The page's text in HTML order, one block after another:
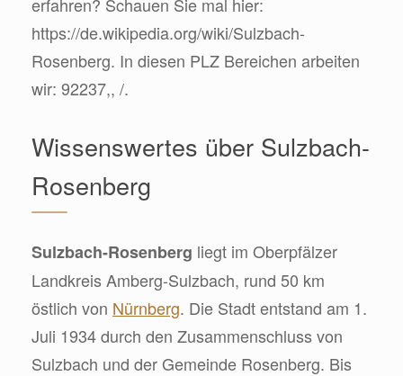
https://de.wikipedia.org/wiki/Sulzbach-
Rosenberg. In diesen PLZ Bereichen arbeiten
wir: 92237,, /.
Wissenswertes über Sulzbach-
Rosenberg
Sulzbach-Rosenberg liegt im Oberpfälzer
Landkreis Amberg-Sulzbach, rund 50 km
östlich von Nürnberg. Die Stadt entstand am 1.
Juli 1934 durch den Zusammenschluss von
Sulzbach und der Gemeinde Rosenberg. Bis